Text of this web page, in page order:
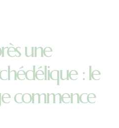
une
: le
commence